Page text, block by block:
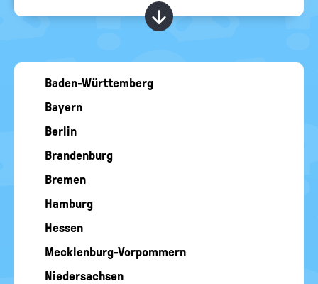
politische
Bildung
Kapitel ein-/
Baden-Württemberg
Bayern
Berlin
Brandenburg
Bremen
Hamburg
Hessen
Mecklenburg-Vorpommern
Niedersachsen